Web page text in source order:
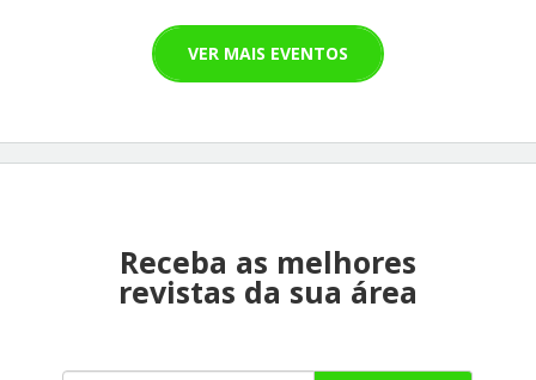
VER MAIS EVENTOS
Receba as melhores
revistas da sua área